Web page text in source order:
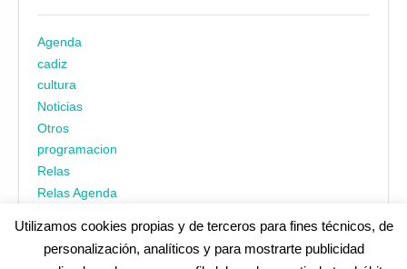
Agenda
cadiz
cultura
Noticias
Otros
programacion
Relas
Relas Agenda
Utilizamos cookies propias y de terceros para fines técnicos, de
personalización, analíticos y para mostrarte publicidad